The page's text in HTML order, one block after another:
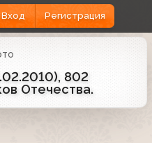
Вход Регистрация
802
Отечества.